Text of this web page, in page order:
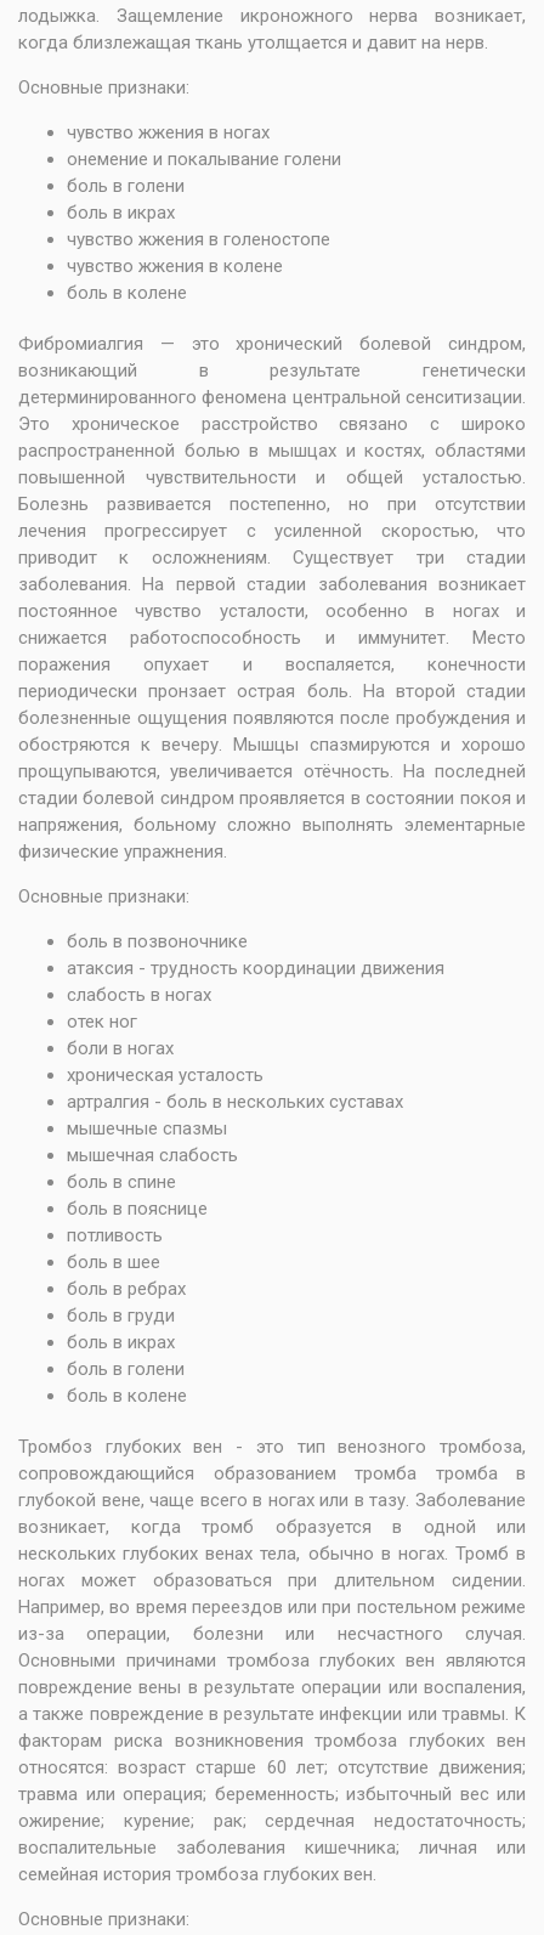
лодыжка. Защемление икроножного нерва возникает,
когда близлежащая ткань утолщается и давит на нерв.
Основные признаки:
чувство жжения в ногах
онемение и покалывание голени
боль в голени
боль в икрах
чувство жжения в голеностопе
чувство жжения в колене
боль в колене
Фибромиалгия — это хронический болевой синдром,
возникающий в результате генетически
детерминированного феномена центральной сенситизации.
Это хроническое расстройство связано с широко
распространенной болью в мышцах и костях, областями
повышенной чувствительности и общей усталостью.
Болезнь развивается постепенно, но при отсутствии
лечения прогрессирует с усиленной скоростью, что
приводит к осложнениям. Существует три стадии
заболевания. На первой стадии заболевания возникает
постоянное чувство усталости, особенно в ногах и
снижается работоспособность и иммунитет. Место
поражения опухает и воспаляется, конечности
периодически пронзает острая боль. На второй стадии
болезненные ощущения появляются после пробуждения и
обостряются к вечеру. Мышцы спазмируются и хорошо
прощупываются, увеличивается отёчность. На последней
стадии болевой синдром проявляется в состоянии покоя и
напряжения, больному сложно выполнять элементарные
физические упражнения.
Основные признаки:
боль в позвоночнике
атаксия - трудность координации движения
слабость в ногах
отек ног
боли в ногах
хроническая усталость
артралгия - боль в нескольких суставах
мышечные спазмы
мышечная слабость
боль в спине
боль в пояснице
потливость
боль в шее
боль в ребрах
боль в груди
боль в икрах
боль в голени
боль в колене
Тромбоз глубоких вен - это тип венозного тромбоза,
сопровождающийся образованием тромба тромба в
глубокой вене, чаще всего в ногах или в тазу. Заболевание
возникает, когда тромб образуется в одной или
нескольких глубоких венах тела, обычно в ногах. Тромб в
ногах может образоваться при длительном сидении.
Например, во время переездов или при постельном режиме
из-за операции, болезни или несчастного случая.
Основными причинами тромбоза глубоких вен являются
повреждение вены в результате операции или воспаления,
а также повреждение в результате инфекции или травмы. К
факторам риска возникновения тромбоза глубоких вен
относятся: возраст старше 60 лет; отсутствие движения;
травма или операция; беременность; избыточный вес или
ожирение; курение; рак; сердечная недостаточность;
воспалительные заболевания кишечника; личная или
семейная история тромбоза глубоких вен.
Основные признаки: